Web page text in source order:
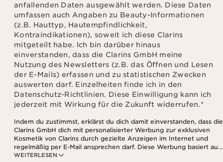
anfallenden Daten ausgewählt werden. Diese Daten
umfassen auch Angaben zu Beauty-Informationen
(z.B. Hauttyp, Hautempfindlichkeit,
Kontraindikationen), soweit ich diese Clarins
mitgeteilt habe. Ich bin darüber hinaus
einverstanden, dass die Clarins GmbH meine
Nutzung des Newsletters (z.B. das Öffnen und Lesen
der E-Mails) erfassen und zu statistischen Zwecken
auswerten darf. Einzelheiten finde ich in den
Datenschutz-Richtlinien. Diese Einwilligung kann ich
jederzeit mit Wirkung für die Zukunft widerrufen.*
WEITERLESEN
Indem du zustimmst, erklärst du dich damit einverstanden, dass die
Clarins GmbH dich mit personalisierter Werbung zur exklusiven
Kosmetik von Clarins durch gezielte Anzeigen im Internet und
regelmäßig per E-Mail ansprechen darf. Diese Werbung basiert auf
den Daten, die bei deinem Kontakt mit Clarins anfallen,